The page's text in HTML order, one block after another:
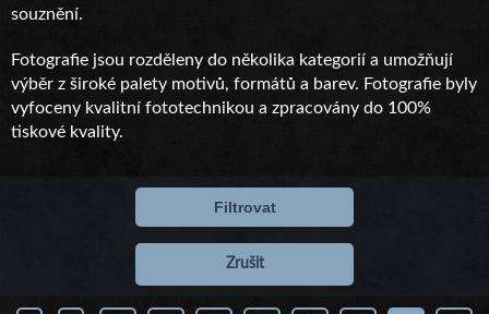
souznění.
Fotografie jsou rozděleny do několika kategorií a umožňují
výběr z široké palety motivů, formátů a barev. Fotografie byly
vyfoceny kvalitní fototechnikou a zpracovány do 100%
tiskové kvality.
Filtrovat
Zrušit